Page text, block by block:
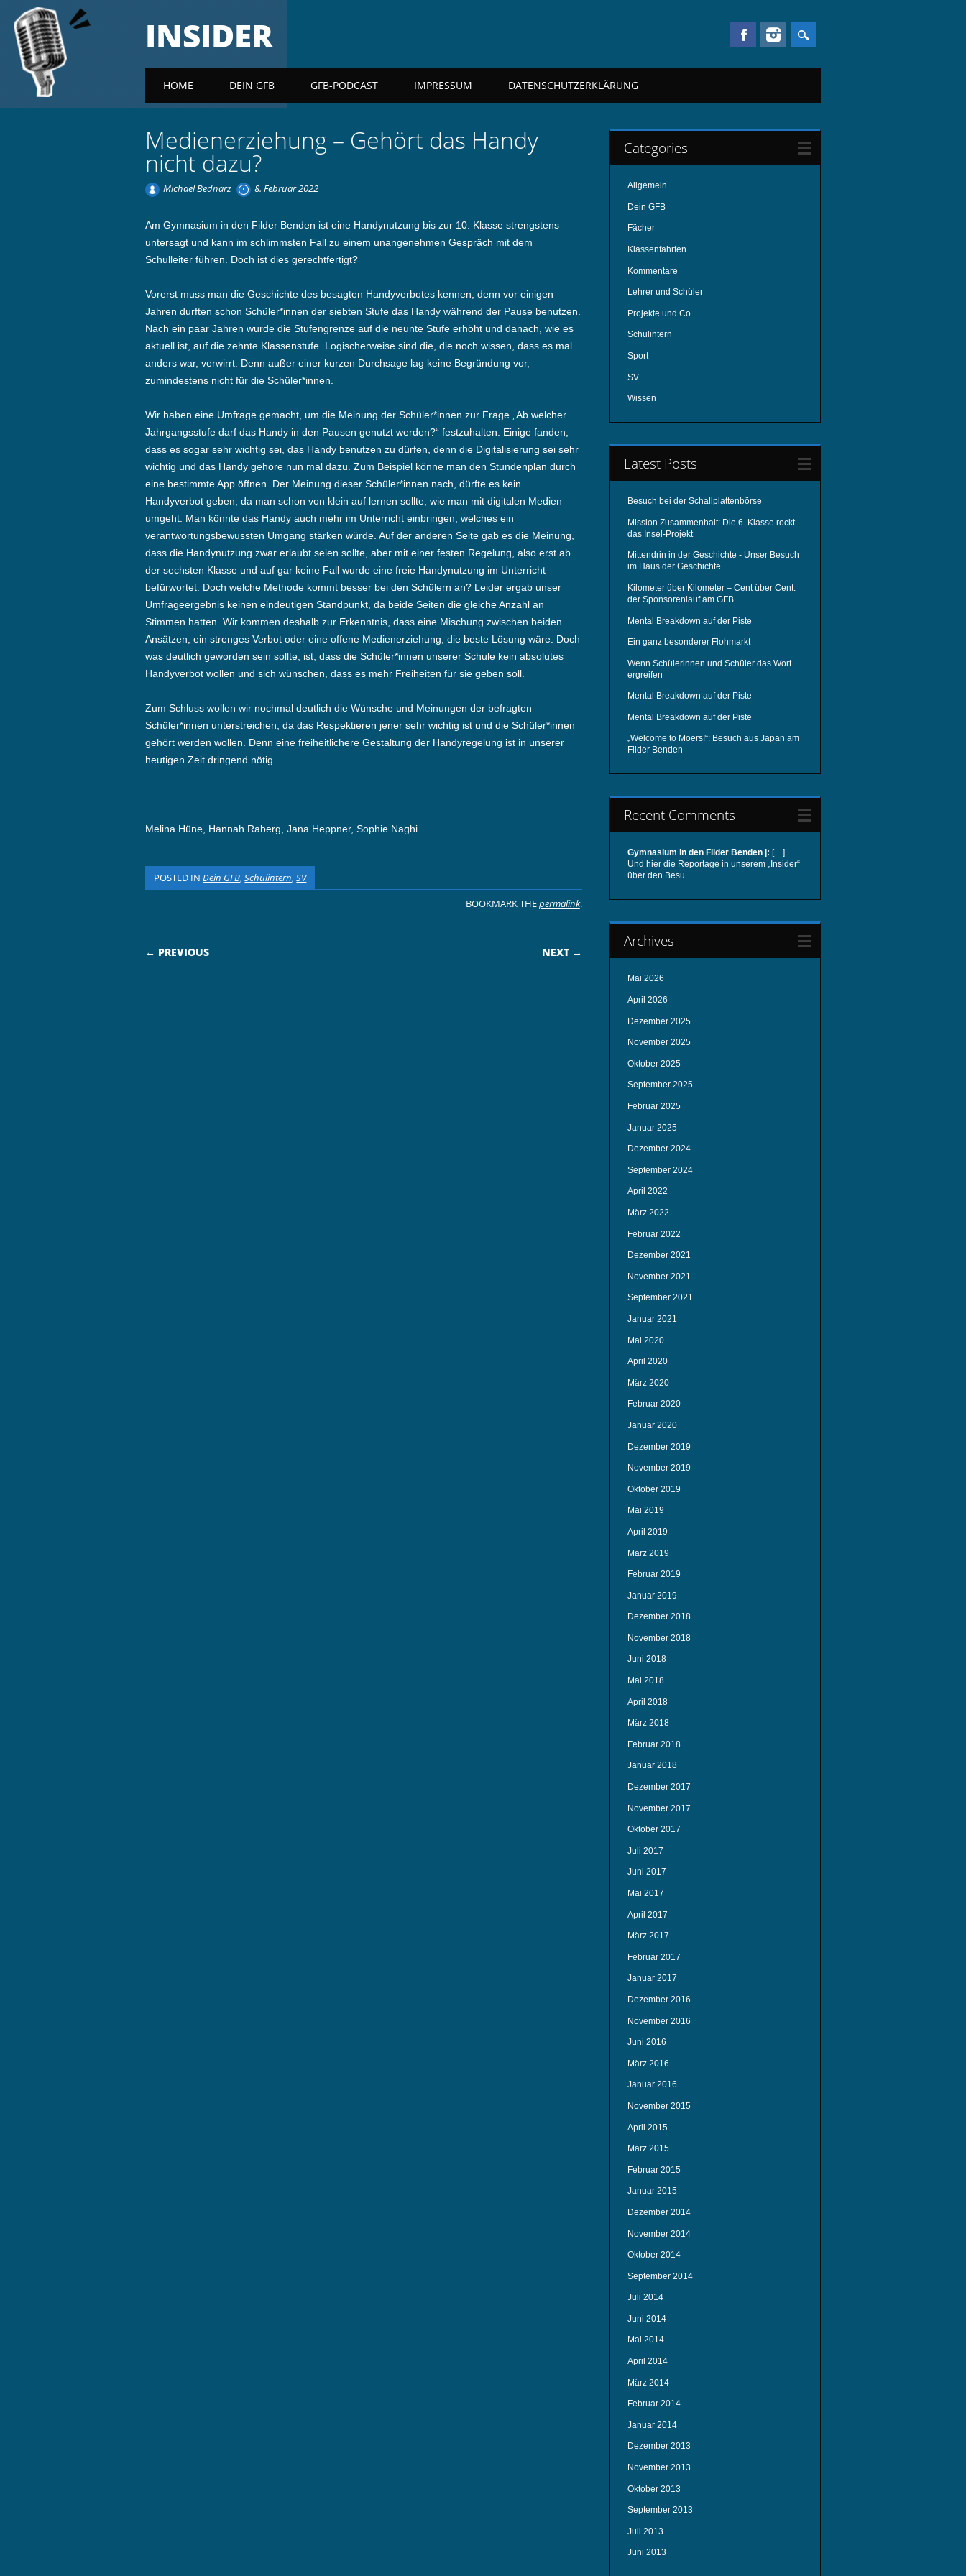
INSIDER
Main menu
HOME DEIN GFB GFB-PODCAST IMPRESSUM DATENSCHUTZERKLÄRUNG
Medienerziehung – Gehört das Handy
nicht dazu?
Michael Bednarz 8. Februar 2022
Am Gymnasium in den Filder Benden ist eine Handynutzung bis zur 10. Klasse strengstens
untersagt und kann im schlimmsten Fall zu einem unangenehmen Gespräch mit dem
Schulleiter führen. Doch ist dies gerechtfertigt?
Vorerst muss man die Geschichte des besagten Handyverbotes kennen, denn vor einigen
Jahren durften schon Schüler*innen der siebten Stufe das Handy während der Pause benutzen.
Nach ein paar Jahren wurde die Stufengrenze auf die neunte Stufe erhöht und danach, wie es
aktuell ist, auf die zehnte Klassenstufe. Logischerweise sind die, die noch wissen, dass es mal
anders war, verwirrt. Denn außer einer kurzen Durchsage lag keine Begründung vor,
zumindestens nicht für die Schüler*innen.
Wir haben eine Umfrage gemacht, um die Meinung der Schüler*innen zur Frage „Ab welcher
Jahrgangsstufe darf das Handy in den Pausen genutzt werden?“ festzuhalten. Einige fanden,
dass es sogar sehr wichtig sei, das Handy benutzen zu dürfen, denn die Digitalisierung sei sehr
wichtig und das Handy gehöre nun mal dazu. Zum Beispiel könne man den Stundenplan durch
eine bestimmte App öffnen. Der Meinung dieser Schüler*innen nach, dürfte es kein
Handyverbot geben, da man schon von klein auf lernen sollte, wie man mit digitalen Medien
umgeht. Man könnte das Handy auch mehr im Unterricht einbringen, welches ein
verantwortungsbewussten Umgang stärken würde. Auf der anderen Seite gab es die Meinung,
dass die Handynutzung zwar erlaubt seien sollte, aber mit einer festen Regelung, also erst ab
der sechsten Klasse und auf gar keine Fall wurde eine freie Handynutzung im Unterricht
befürwortet. Doch welche Methode kommt besser bei den Schülern an? Leider ergab unser
Umfrageergebnis keinen eindeutigen Standpunkt, da beide Seiten die gleiche Anzahl an
Stimmen hatten. Wir kommen deshalb zur Erkenntnis, dass eine Mischung zwischen beiden
Ansätzen, ein strenges Verbot oder eine offene Medienerziehung, die beste Lösung wäre. Doch
was deutlich geworden sein sollte, ist, dass die Schüler*innen unserer Schule kein absolutes
Handyverbot wollen und sich wünschen, dass es mehr Freiheiten für sie geben soll.
Zum Schluss wollen wir nochmal deutlich die Wünsche und Meinungen der befragten
Schüler*innen unterstreichen, da das Respektieren jener sehr wichtig ist und die Schüler*innen
gehört werden wollen. Denn eine freiheitlichere Gestaltung der Handyregelung ist in unserer
heutigen Zeit dringend nötig.
Melina Hüne, Hannah Raberg, Jana Heppner, Sophie Naghi
POSTED INDein GFB,Schulintern,SV
BOOKMARK THEpermalink.
POST NAVIGATION
← PREVIOUS NEXT →
Categories
Allgemein
Dein GFB
Fächer
Klassenfahrten
Kommentare
Lehrer und Schüler
Projekte und Co
Schulintern
Sport
SV
Wissen
Latest Posts
Besuch bei der Schallplattenbörse
Mission Zusammenhalt: Die 6. Klasse rockt
das Insel-Projekt
Mittendrin in der Geschichte - Unser Besuch
im Haus der Geschichte
Kilometer über Kilometer – Cent über Cent:
der Sponsorenlauf am GFB
Mental Breakdown auf der Piste
Ein ganz besonderer Flohmarkt
Wenn Schülerinnen und Schüler das Wort
ergreifen
Mental Breakdown auf der Piste
Mental Breakdown auf der Piste
„Welcome to Moers!“: Besuch aus Japan am
Filder Benden
Recent Comments
Gymnasium in den Filder Benden |: […]
Und hier die Reportage in unserem „Insider“
über den Besu
Archives
Mai 2026
April 2026
Dezember 2025
November 2025
Oktober 2025
September 2025
Februar 2025
Januar 2025
Dezember 2024
September 2024
April 2022
März 2022
Februar 2022
Dezember 2021
November 2021
September 2021
Januar 2021
Mai 2020
April 2020
März 2020
Februar 2020
Januar 2020
Dezember 2019
November 2019
Oktober 2019
Mai 2019
April 2019
März 2019
Februar 2019
Januar 2019
Dezember 2018
November 2018
Juni 2018
Mai 2018
April 2018
März 2018
Februar 2018
Januar 2018
Dezember 2017
November 2017
Oktober 2017
Juli 2017
Juni 2017
Mai 2017
April 2017
März 2017
Februar 2017
Januar 2017
Dezember 2016
November 2016
Juni 2016
März 2016
Januar 2016
November 2015
April 2015
März 2015
Februar 2015
Januar 2015
Dezember 2014
November 2014
Oktober 2014
September 2014
Juli 2014
Juni 2014
Mai 2014
April 2014
März 2014
Februar 2014
Januar 2014
Dezember 2013
November 2013
Oktober 2013
September 2013
Juli 2013
Juni 2013